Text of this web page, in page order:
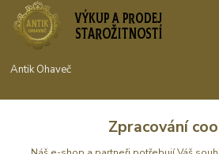
Antik Ohaveč
Zpracování